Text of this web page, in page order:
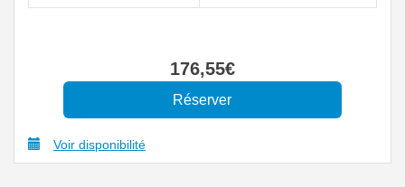
176,55€
Voir disponibilité